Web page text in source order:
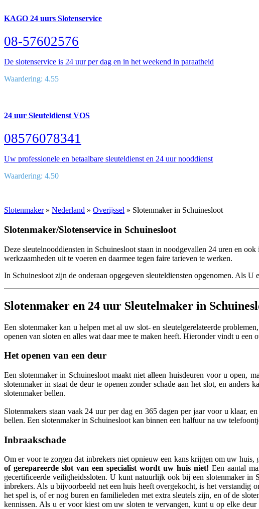
KAGO 24 uurs Slotenservice
08-57602576
De slotenservice is 24 uur per dag en in het weekend in paraatheid
Waardering: 4.55
24 uur Sleuteldienst VOS
08576078341
Uw professionele en betaalbare sleuteldienst en 24 uur nooddienst
Waardering: 4.50
Slotenmaker» Nederland » Overijssel » Slotenmaker in Schuinesloot
Slotenmaker/Slotenservice in Schuinesloot
Deze sleutelnooddiensten in Schuinesloot staan in noodgevallen 24 uren en
werkzaamheden uit te voeren en daarmee tegen faire tarieven te werken.
In Schuinesloot zijn de onderaan opgegeven sleuteldiensten opgenomen. Als
Slotenmaker en 24 uur Sleutelmaker in
Een slotenmaker kan u helpen met al uw slot- en sleutelgerelateerde
openen van sloten en alles wat daar mee te maken heeft. Hieronder vindt u
Het openen van een deur
Een slotenmaker in Schuinesloot maakt niet alleen huisdeuren voor u open,
slotenmaker in staat de deur te openen zonder schade aan het slot, en
slotenmaker bellen.
Slotenmakers staan vaak 24 uur per dag en 365 dagen per jaar voor u klaar,
bellen. Een slotenmaker in Schuinesloot kan binnen een halfuur na uw
Inbraakschade
Om er voor te zorgen dat inbrekers niet opnieuw een kans krijgen om uw huis,
of gerepareerde slot van een specialist wordt uw huis niet! Een aantal
gecertificeerde veiligheidssloten. U kunt natuurlijk ook bij een slotenmaker in
inbrekers. Als u bijvoorbeeld net een huis heeft overgekocht, is het verstandig
het spel is, of er nog buren en familieleden met extra sleutels zijn, en of de
kennissen. Als u er voor kiest om uw sloten te vervangen, kunt u op elke